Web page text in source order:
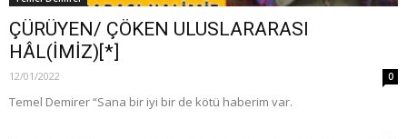
ÇÜRÜYEN/ ÇÖKEN ULUSLARARASI
HÂL(İMİZ)[*]
12/01/2022 0
Temel Demirer “Sana bir iyi bir de kötü haberim var.